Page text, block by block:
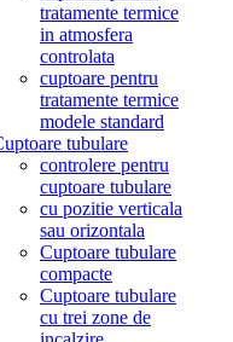
tratamente termice
in atmosfera
controlata
cuptoare pentru
tratamente termice
modele standard
tubulare
controlere pentru
cuptoare tubulare
cu pozitie verticala
sau orizontala
Cuptoare tubulare
compacte
Cuptoare tubulare
cu trei zone de